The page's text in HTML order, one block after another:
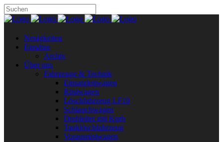
Neuigkeiten
Einsätze
Archiv
Über uns
Fahrzeuge & Technik
Einsatzleitwagen
Rüstwagen
Löschfahrzeug LF10
Schlauchwagen
Drehleiter mit Korb
Tanklöschfahrzeug
Vorausrüstwagen